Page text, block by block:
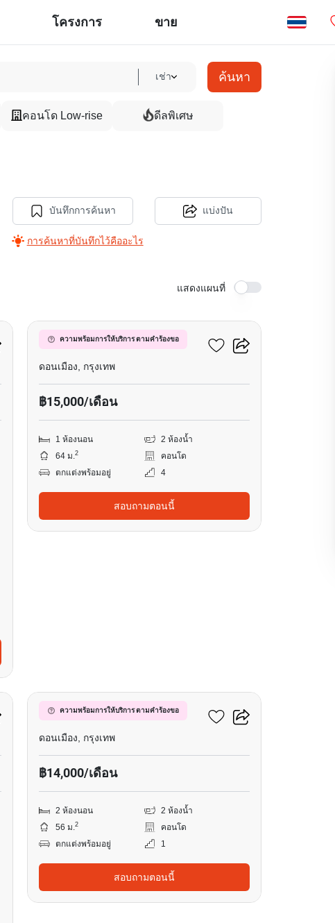
โครงการ ขาย
เช่า ค้นหา
คอนโด Low-rise ดีลพิเศษ
บันทึกการค้นหา
การค้นหาที่บันทึกไว้คืออะไร
แบ่งปัน
แสดงแผนที่
ความพร้อมการให้บริการ ตามคำร้องขอ
พาร์ควิว วิภาวดี
ดอนเมือง, กรุงเทพ
฿15,000/เดือน
1 ห้องนอน
2 ห้องน้ำ
64 ม.2
คอนโด
ตกแต่งพร้อมอยู่
4
สอบถามตอนนี้
ความพร้อมการให้บริการ ตามคำร้องขอ
พาร์ควิว วิภาวดี
ดอนเมือง, กรุงเทพ
฿14,000/เดือน
2 ห้องนอน
2 ห้องน้ำ
56 ม.2
คอนโด
ตกแต่งพร้อมอยู่
1
สอบถามตอนนี้